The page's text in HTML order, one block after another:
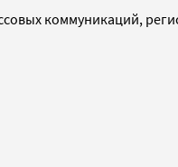
коммуникаций,